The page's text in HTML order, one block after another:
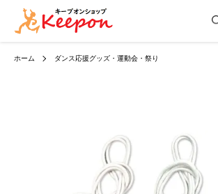
ホーム ダンス応援グッズ・運動会・祭り